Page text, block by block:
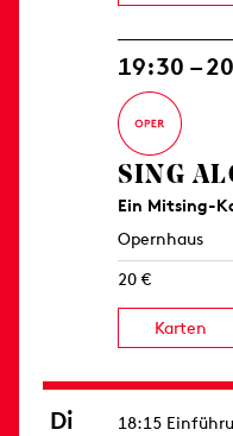
19:30 –
SING
Ein Mitsing-
Opernhaus
20 €
Karten
Di 18:15